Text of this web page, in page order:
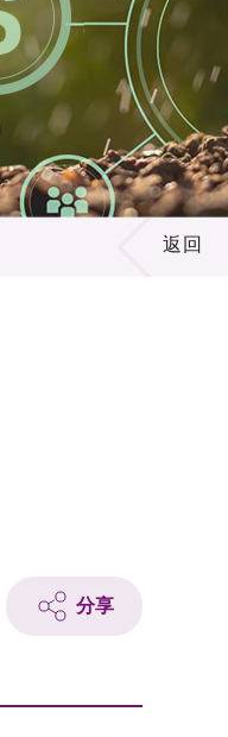
返回
分享